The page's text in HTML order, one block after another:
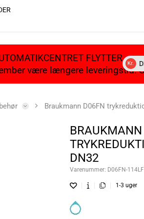
Kr.
FLYTTER
være længere leveringstid.
Braukmann D06FN
BRAUKMANN
DN32
Varenummer: D06FN-
1-3 uger